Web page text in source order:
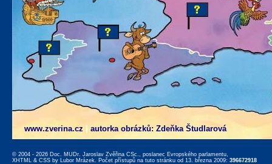
www.zverina.cz autorka obrázků: Zdeňka Študlarová
© 2004 - 2026 Doc. MUDr. Jaroslav Zvěřina CSc., poslanec Evropského parlamentu,
XHTML & CSS by Lubor Mrázek. Počet přístupů na tuto stránku od 13. března 2009: 396672918